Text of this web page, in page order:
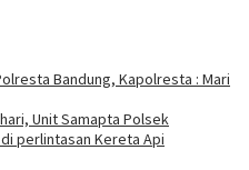
Bandung, Kapolresta : Mari
Unit Samapta Polsek
perlintasan Kereta Api